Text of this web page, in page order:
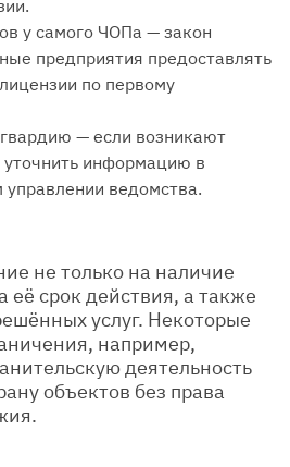
у самого ЧОПа — закон
предприятия предоставлять
по первому
— если возникают
информацию в
управлении ведомства.
не только на наличие
её срок действия, а также
услуг. Некоторые
например,
деятельность
объектов без права